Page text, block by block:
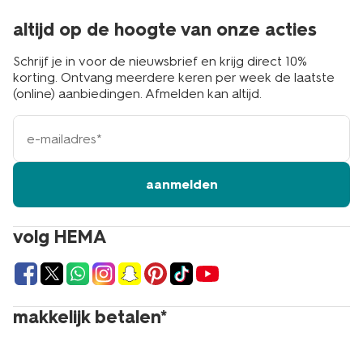
volg HEMA
makkelijk betalen*
altijd op de hoogte van onze acties
Schrijf je in voor de nieuwsbrief en krijg direct 10%
korting. Ontvang meerdere keren per week de laatste
(online) aanbiedingen. Afmelden kan altijd.
e-
mailadres
aanmelden